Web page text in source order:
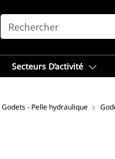
SEARCH
Secteurs D’activité
Godets - Pelle hydraulique